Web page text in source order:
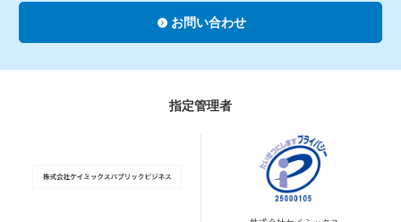
お問い合わせ
指定管理者